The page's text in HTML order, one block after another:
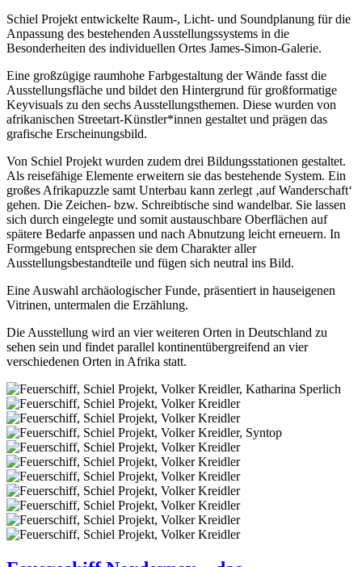
Schiel Projekt entwickelte Raum-, Licht- und Soundplanung für die
Anpassung des bestehenden Ausstellungssystems in die
Besonderheiten des individuellen Ortes James-Simon-Galerie.
Eine großzügige raumhohe Farbgestaltung der Wände fasst die
Ausstellungsfläche und bildet den Hintergrund für großformatige
Keyvisuals zu den sechs Ausstellungsthemen. Diese wurden von
afrikanischen Streetart-Künstler*innen gestaltet und prägen das
grafische Erscheinungsbild.
Von Schiel Projekt wurden zudem drei Bildungsstationen gestaltet.
Als reisefähige Elemente erweitern sie das bestehende System. Ein
großes Afrikapuzzle samt Unterbau kann zerlegt ‚auf Wanderschaft‘
gehen. Die Zeichen- bzw. Schreibtische sind wandelbar. Sie lassen
sich durch eingelegte und somit austauschbare Oberflächen auf
spätere Bedarfe anpassen und nach Abnutzung leicht erneuern. In
Formgebung entsprechen sie dem Charakter aller
Ausstellungsbestandteile und fügen sich neutral ins Bild.
Eine Auswahl archäologischer Funde, präsentiert in hauseigenen
Vitrinen, untermalen die Erzählung.
Die Ausstellung wird an vier weiteren Orten in Deutschland zu
sehen sein und findet parallel kontinentübergreifend an vier
verschiedenen Orten in Afrika statt.